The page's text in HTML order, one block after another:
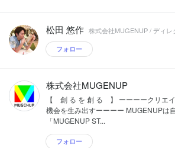
松田 悠作 株式会社MUGENUP / ディレ
フォロー
株式会社MUGENUP
【 創 る を 創 る 】 ーーーークリエ
機会を生み出すーーーー MUGENUPは
「MUGENUP ST...
フォロー